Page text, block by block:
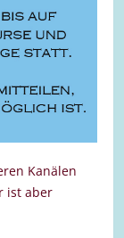
Kanälen
ist aber